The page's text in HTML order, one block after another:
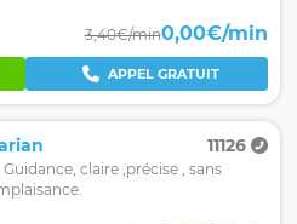
3,40€/min0,00€/min
APPEL GRATUIT
11126
claire ,précise , sans